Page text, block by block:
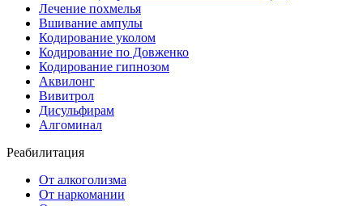
Лечение похмелья
Вшивание ампулы
Кодирование уколом
Кодирование по Довженко
Кодирование гипнозом
Аквилонг
Вивитрол
Дисульфирам
Алгоминал
Реабилитация
От алкоголизма
От наркомании